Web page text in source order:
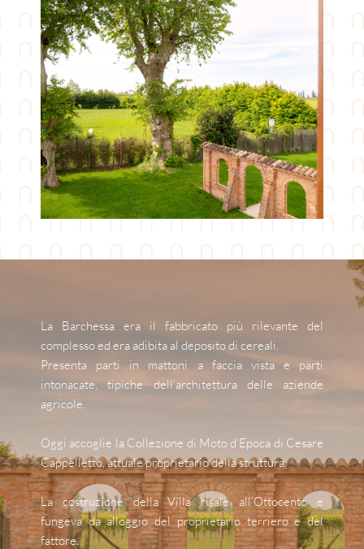
La Barchessa era il fabbricato più rilevante del
complesso ed era adibita al deposito di cereali.
Presenta parti in mattoni a faccia vista e parti
intonacate, tipiche dell’architettura delle aziende
agricole.
Oggi accoglie la Collezione di Moto d’Epoca di Cesare
Cappelletto, attuale proprietario della struttura.
La costruzione della Villa risale all’Ottocento e
fungeva da alloggio del proprietario terriero e del
fattore.